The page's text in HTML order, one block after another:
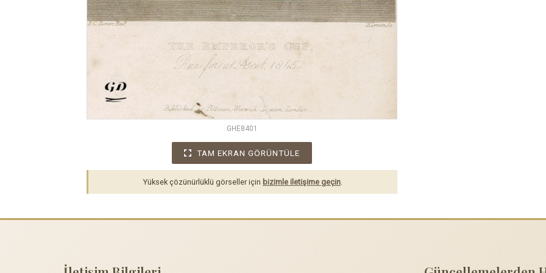
GHE8401
TAM EKRAN GÖRÜNTÜLE
Yüksek çözünürlüklü görseller için bizimle iletişime geçin